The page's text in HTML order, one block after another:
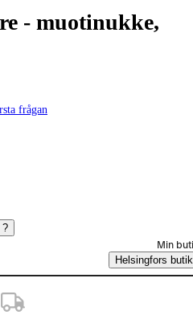
- muotinukke,
frågan
1
2
produktbild 3
?
Min
Helsingfors butik